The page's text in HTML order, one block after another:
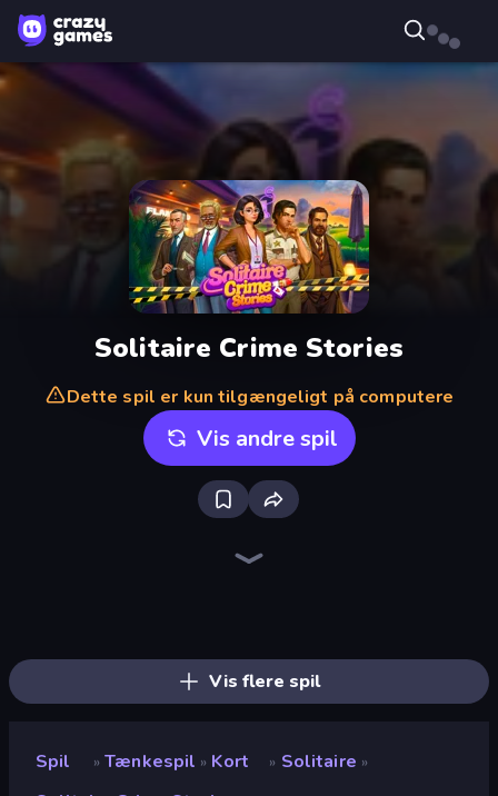
Solitaire Crime Stories
Dette spil er kun tilgængeligt på computere
Vis andre spil
Vis flere spil
Spil » Tænkespil » Kort » Solitaire »